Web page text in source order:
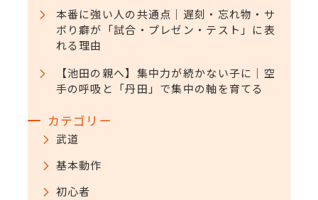
本番に強い人の共通点｜遅刻・忘れ物・サ
ボり癖が「試合・プレゼン・テスト」に表
れる理由
【池田の親へ】集中力が続かない子に｜空
手の呼吸と「丹田」で集中の軸を育てる
カテゴリー
武道
基本動作
初心者